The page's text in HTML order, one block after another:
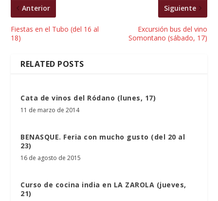
Anterior
Fiestas en el Tubo (del 16 al
18)
Siguiente
Excursión bus del vino
Somontano (sábado, 17)
RELATED POSTS
Cata de vinos del Ródano (lunes, 17)
11 de marzo de 2014
BENASQUE. Feria con mucho gusto (del 20 al
23)
16 de agosto de 2015
Curso de cocina india en LA ZAROLA (jueves,
21)